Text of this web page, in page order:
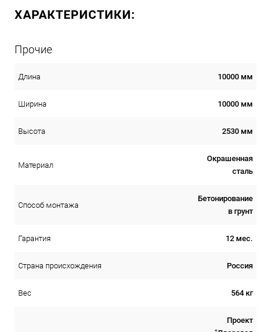
ХАРАКТЕРИСТИКИ:
Прочие
Длина 10000 мм
Ширина 10000 мм
Высота 2530 мм
Материал
Окрашенная
сталь
Способ монтажа
Бетонирование
в грунт
Гарантия 12 мес.
Страна происхождения Россия
Вес 564 кг
Проект